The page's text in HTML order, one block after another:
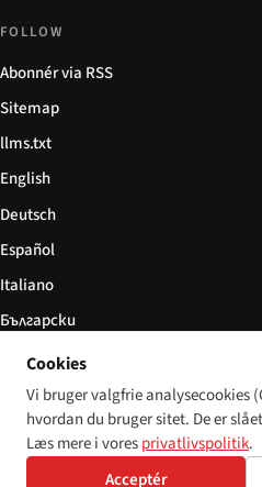
FOLLOW
Abonnér via RSS
Sitemap
llms.txt
English
Deutsch
Español
Italiano
Български
简体中文
© 2026 Disability World. Alle rettigheder
DeutschEspañol
Cookies
Vi bruger valgfrie analysecookies
hvordan du bruger sitet. De er
Læs mere i voresprivatlivspolitik.
Acceptér